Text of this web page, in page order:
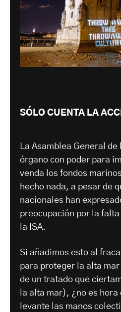
SÓLO CUENTA LA
La Asamblea General de
órgano con poder para
venda los fondos
hecho nada, a pesar de
nacionales han
preocupación por la
la ISA.
Si añadimos esto al
para proteger la alta
de un tratado que
la alta mar), ¿no es hora
levante las manos